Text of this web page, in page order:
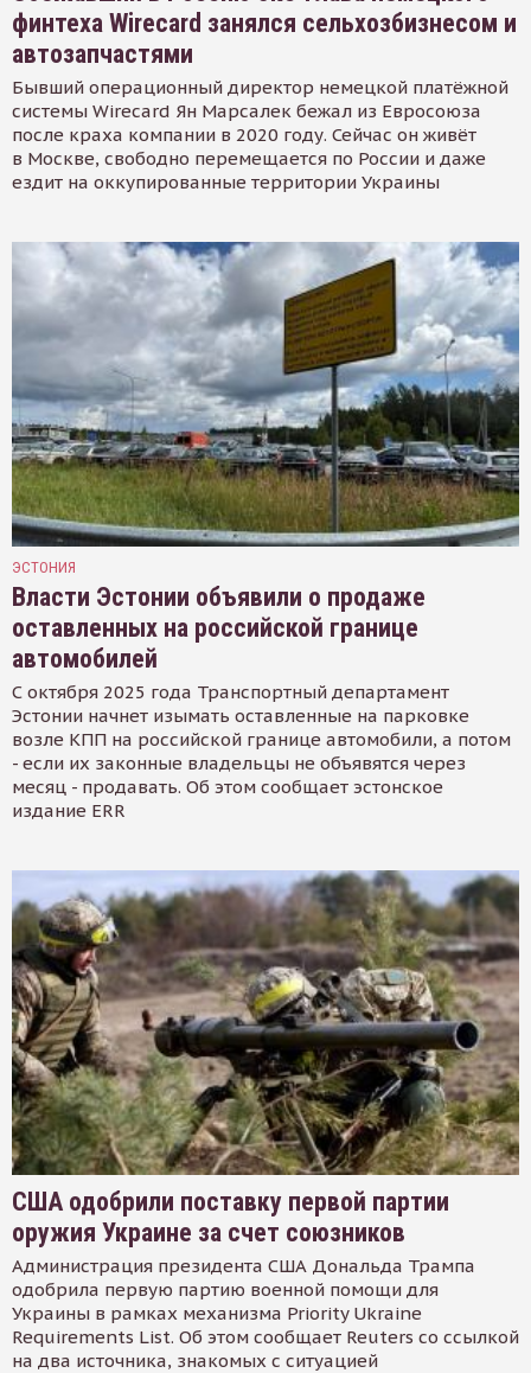
финтеха Wirecard занялся сельхозбизнесом и
автозапчастями
Бывший операционный директор немецкой платёжной
системы Wirecard Ян Марсалек бежал из Евросоюза
после краха компании в 2020 году. Сейчас он живёт
в Москве, свободно перемещается по России и даже
ездит на оккупированные территории Украины
ЭСТОНИЯ
Власти Эстонии объявили о продаже
оставленных на российской границе
автомобилей
С октября 2025 года Транспортный департамент
Эстонии начнет изымать оставленные на парковке
возле КПП на российской границе автомобили, а потом
- если их законные владельцы не объявятся через
месяц - продавать. Об этом сообщает эстонское
издание ERR
США одобрили поставку первой партии
оружия Украине за счет союзников
Администрация президента США Дональда Трампа
одобрила первую партию военной помощи для
Украины в рамках механизма Priority Ukraine
Requirements List. Об этом сообщает Reuters со ссылкой
на два источника, знакомых с ситуацией